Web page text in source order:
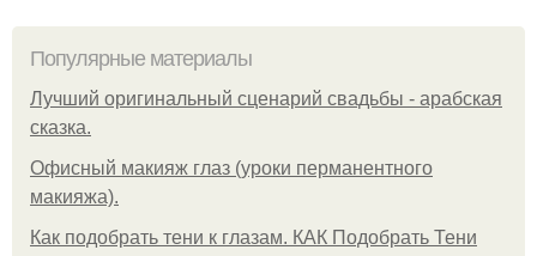
Популярные материалы
Лучший оригинальный сценарий свадьбы - арабская
сказка.
Офисный макияж глаз (уроки перманентного
макияжа).
Как подобрать тени к глазам. КАК Подобрать Тени